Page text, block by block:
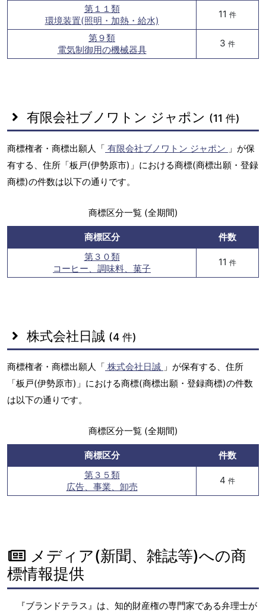
第１１類
環境装置(照明・加熱・給水)
11 件
第９類
電気制御用の機械器具
3 件
有限会社ブノワトン ジャポン (11 件)
商標権者・商標出願人「 有限会社ブノワトン ジャポン 」が保
有する、住所「板戸(伊勢原市)」における商標(商標出願・登録
商標)の件数は以下の通りです。
商標区分一覧 (全期間)
商標区分
件数
第３０類
コーヒー、調味料、菓子
11 件
株式会社日誠 (4 件)
商標権者・商標出願人「 株式会社日誠 」が保有する、住所
「板戸(伊勢原市)」における商標(商標出願・登録商標)の件数
は以下の通りです。
商標区分一覧 (全期間)
商標区分
件数
第３５類
広告、事業、卸売
4 件
メディア(新聞、雑誌等)への商
標情報提供
『ブランドテラス』は、知的財産権の専門家である弁理士が